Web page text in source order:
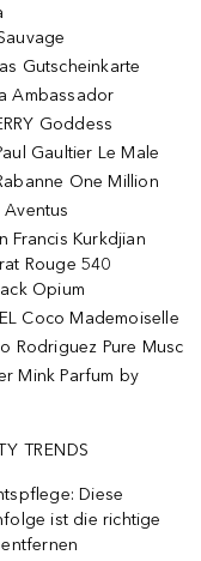
Gutscheinkarte
Ambassador
Goddess
Gaultier Le Male
One Million
Aventus
Francis Kurkdjian
Rouge 540
Opium
Coco Mademoiselle
Rodriguez Pure Musc
Mink Parfum by
TRENDS
Diese
ist die richtige